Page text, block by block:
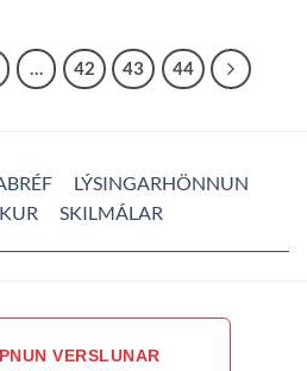
… 42 43 44
LÝSINGARHÖNNUN
SKILMÁLAR
VERSLUNAR